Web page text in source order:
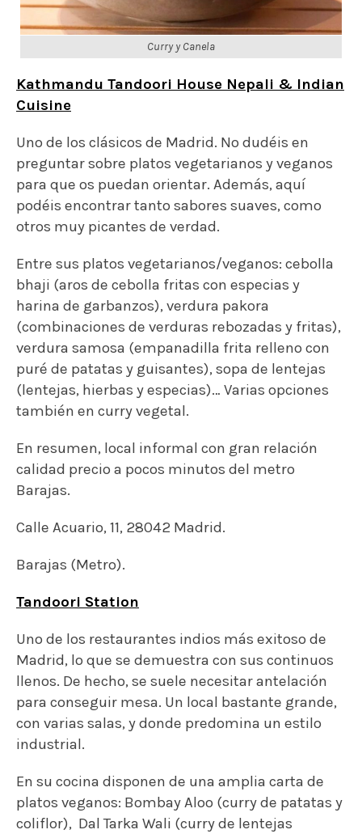
Curry y Canela
Kathmandu Tandoori House Nepali & Indian
Cuisine
Uno de los clásicos de Madrid. No dudéis en
preguntar sobre platos vegetarianos y veganos
para que os puedan orientar. Además, aquí
podéis encontrar tanto sabores suaves, como
otros muy picantes de verdad.
Entre sus platos vegetarianos/veganos: cebolla
bhaji (aros de cebolla fritas con especias y
harina de garbanzos), verdura pakora
(combinaciones de verduras rebozadas y fritas),
verdura samosa (empanadilla frita relleno con
puré de patatas y guisantes), sopa de lentejas
(lentejas, hierbas y especias)… Varias opciones
también en curry vegetal.
En resumen, local informal con gran relación
calidad precio a pocos minutos del metro
Barajas.
Calle Acuario, 11, 28042 Madrid.
Barajas (Metro).
Tandoori Station
Uno de los restaurantes indios más exitoso de
Madrid, lo que se demuestra con sus continuos
llenos. De hecho, se suele necesitar antelación
para conseguir mesa. Un local bastante grande,
con varias salas, y donde predomina un estilo
industrial.
En su cocina disponen de una amplia carta de
platos veganos: Bombay Aloo (curry de patatas y
coliflor), Dal Tarka Wali (curry de lentejas